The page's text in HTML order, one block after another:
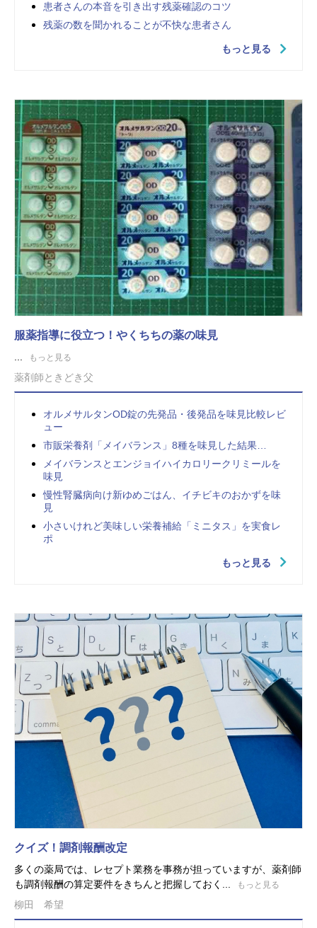
患者さんの本音を引き出す残薬確認のコツ
残薬の数を聞かれることが不快な患者さん
もっと見る
服薬指導に役立つ！やくちちの薬の味見
もっと見る
薬剤師ときどき父
オルメサルタンOD錠の先発品・後発品を味見比較レビ
ュー
市販栄養剤「メイバランス」8種を味見した結果…
メイバランスとエンジョイハイカロリークリミールを
味見
慢性腎臓病向け新ゆめごはん、イチビキのおかずを味
見
小さいけれど美味しい栄養補給「ミニタス」を実食レ
ポ
もっと見る
クイズ！調剤報酬改定
多くの薬局では、レセプト業務を事務が担っていますが、薬剤師
も調剤報酬の算定要件をきちんと把握しておく...
もっと見る
柳田 希望